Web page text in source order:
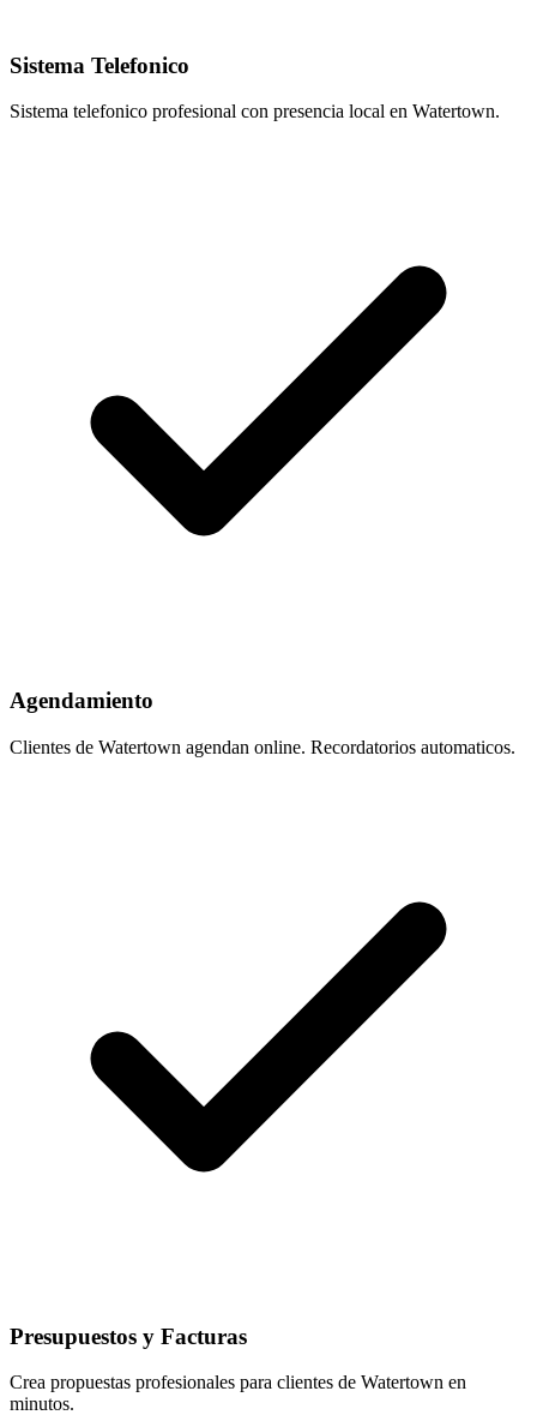
Sistema Telefonico
Sistema telefonico profesional con presencia local en Watertown.
Agendamiento
Clientes de Watertown agendan online. Recordatorios automaticos.
Presupuestos y Facturas
Crea propuestas profesionales para clientes de Watertown en
minutos.